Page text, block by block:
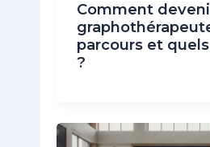
Comment
parcours et
?